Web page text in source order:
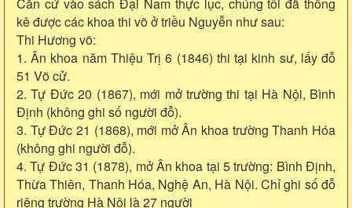
kê được các khoa thi võ ở triều Nguyễn như sau:
Thi Hương võ:
1. Ân khoa năm Thiệu Trị 6 (1846) thi tại kinh sư, lấy đỗ
51 Võ cử.
2. Tự Đức 20 (1867), mới mở trường thi tại Hà Nội, Bình
Định (không ghi số người đỗ).
3. Tự Đức 21 (1868), mới mở Ân khoa trường Thanh Hóa
(không ghi người đỗ).
4. Tự Đức 31 (1878), mở Ân khoa tại 5 trường: Bình Định,
Thừa Thiên, Thanh Hóa, Nghệ An, Hà Nội. Chỉ ghi số đỗ
riêng trường Hà Nội là 27 người